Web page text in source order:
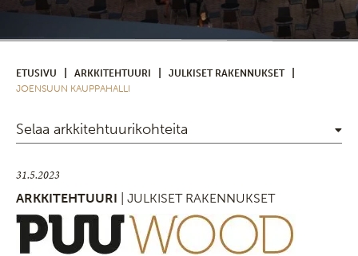
ETUSIVU ARKKITEHTUURI JULKISET RAKENNUKSET
JOENSUUN KAUPPAHALLI
Selaa arkkitehtuurikohteita
31.5.2023
ARKKITEHTUURI
| JULKISET RAKENNUKSET